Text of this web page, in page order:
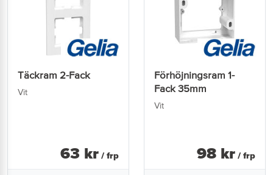
Täckram 2-Fack
Vit
63 kr / frp
Förhöjningsram 1-
Fack 35mm
Vit
98 kr / frp